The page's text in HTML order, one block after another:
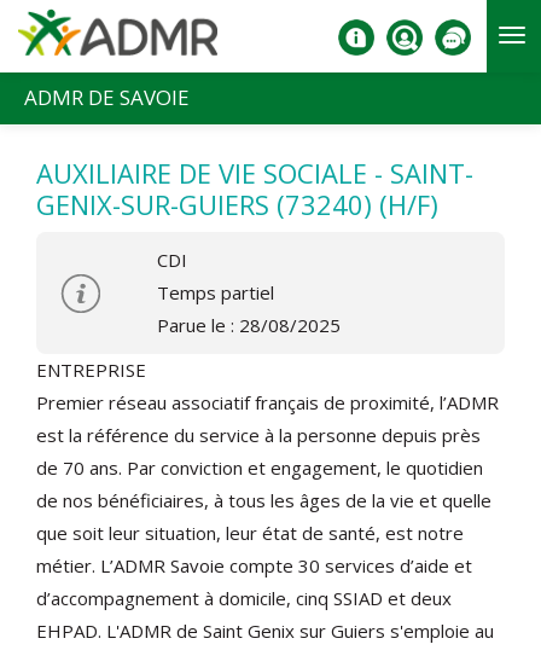
Aller au contenu principal
ADMR DE SAVOIE
AUXILIAIRE DE VIE SOCIALE - SAINT-
GENIX-SUR-GUIERS (73240) (H/F)
CDI
Temps partiel
Parue le : 28/08/2025
ENTREPRISE
Premier réseau associatif français de proximité, l’ADMR
est la référence du service à la personne depuis près
de 70 ans. Par conviction et engagement, le quotidien
de nos bénéficiaires, à tous les âges de la vie et quelle
que soit leur situation, leur état de santé, est notre
métier. L’ADMR Savoie compte 30 services d’aide et
d’accompagnement à domicile, cinq SSIAD et deux
EHPAD. L'ADMR de Saint Genix sur Guiers s'emploie au